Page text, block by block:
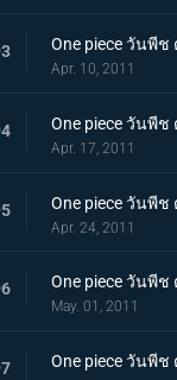
Apr. 10, 2011
Apr. 17, 2011
Apr. 24, 2011
May. 01, 2011